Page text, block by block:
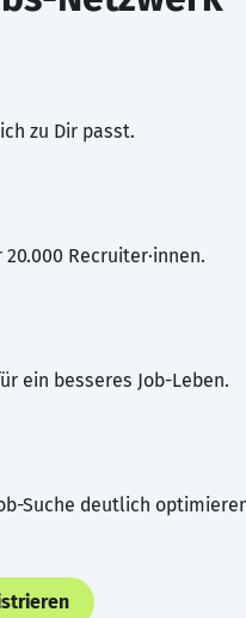
zu Dir passt.
Recruiter·innen.
ein besseres Job-Leben.
Suche deutlich